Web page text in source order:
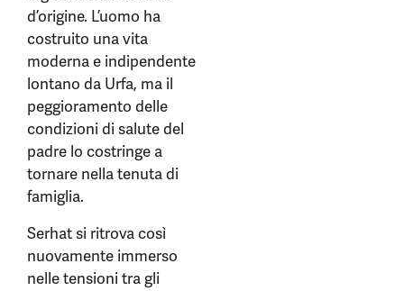
d’origine. L’uomo ha
costruito una vita
moderna e indipendente
lontano da Urfa, ma il
peggioramento delle
condizioni di salute del
padre lo costringe a
tornare nella tenuta di
famiglia.
Serhat si ritrova così
nuovamente immerso
nelle tensioni tra gli